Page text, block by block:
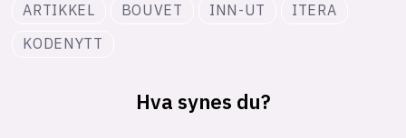
ARTIKKEL BOUVET INN-UT
ITERA
KODENYTT